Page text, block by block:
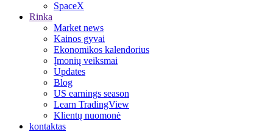
SpaceX
Rinka
Market news
Kainos gyvai
Ekonomikos kalendorius
Įmonių veiksmai
Updates
Blog
US earnings season
Learn TradingView
Klientų nuomonė
kontaktas